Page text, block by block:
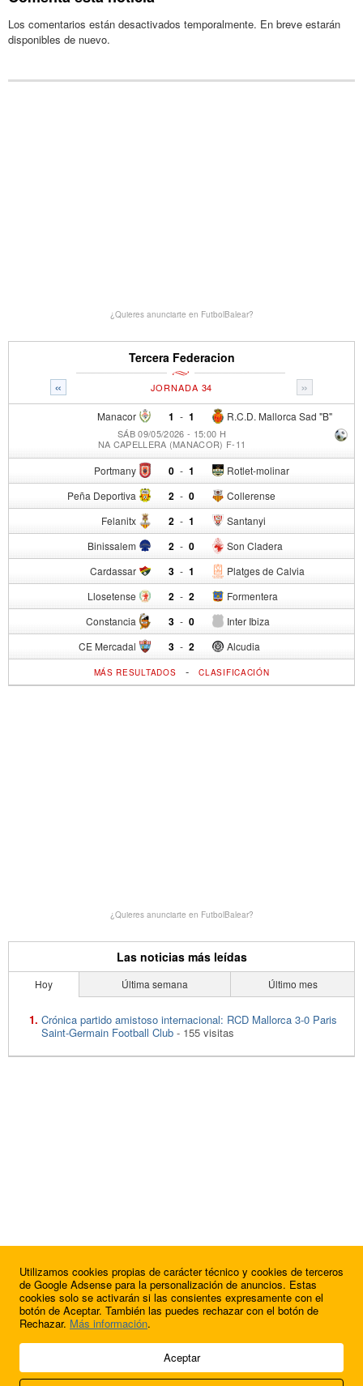
Los comentarios están desactivados temporalmente. En breve estarán
disponibles de nuevo.
¿Quieres anunciarte en FutbolBalear?
Tercera Federacion
« »
JORNADA 34
Manacor 1 - R.C.D. Mallorca Sad "B"
1
SÁB 09/05/2026 - 15:00 H
NA CAPELLERA (MANACOR) F-11
Portmany 0 - Rotlet-molinar
1
Peña Deportiva 2 - Collerense
0
Felanitx 2 - Santanyi
1
Binissalem 2 - Son Cladera
0
Cardassar 3 - Platges de Calvia
1
Llosetense 2 - Formentera
2
Constancia 3 - Inter Ibiza
0
CE Mercadal 3 - Alcudia
2
MÁS RESULTADOS -CLASIFICACIÓN
¿Quieres anunciarte en FutbolBalear?
Las noticias más leídas
Hoy Última semana Último mes
Crónica partido amistoso internacional: RCD Mallorca 3-0 Paris
Saint-Germain Football Club - 155 visitas
© 2009 - 2026 Soluciones Corporativas IP, SL.
Utilizamos cookies propias de carácter técnico y cookies de terceros
de Google Adsense para la personalización de anuncios. Estas
cookies solo se activarán si las consientes expresamente con el
botón de Aceptar. También las puedes rechazar con el botón de
Rechazar. Más información.
Aceptar